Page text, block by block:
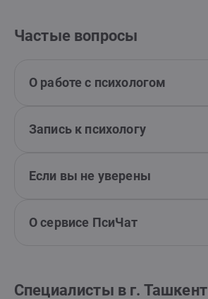
Частые вопросы
О работе с психологом
Запись к психологу
Если вы не уверены
О сервисе ПсиЧат
Специалисты в г. Ташкент